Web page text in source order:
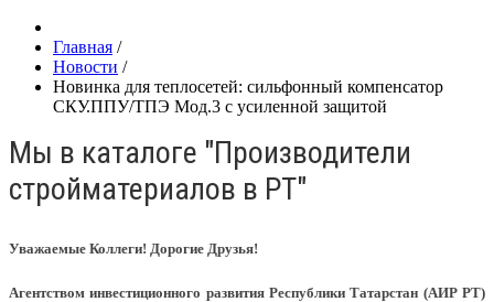
Главная /
Новости /
Новинка для теплосетей: сильфонный компенсатор
СКУ.ППУ/ТПЭ Мод.3 с усиленной защитой
Мы в каталоге "Производители
стройматериалов в РТ"
Уважаемые Коллеги! Дорогие Друзья!
Агентством инвестиционного развития Республики Татарстан (АИР РТ)